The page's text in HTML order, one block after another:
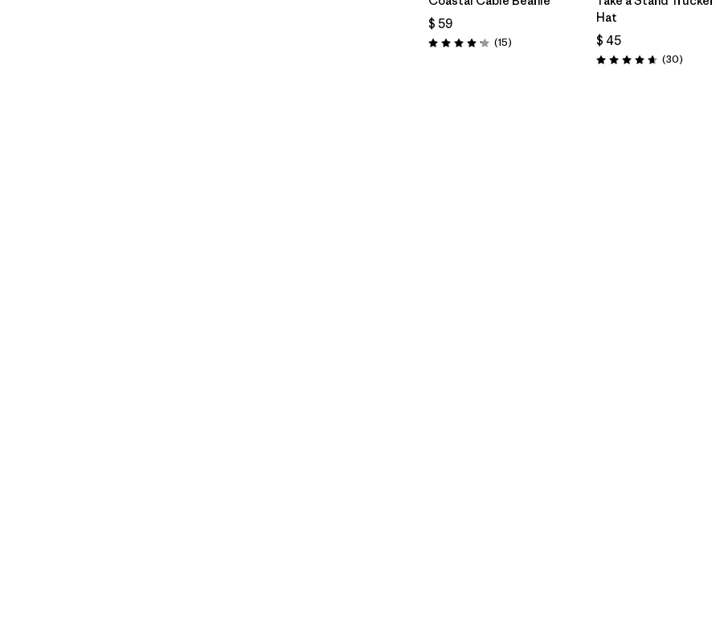
$ 59
Valoración: 4.2 / 5
(15Comentarios
)
Hat
$ 45
Valoración: 4.6 / 5
(30)